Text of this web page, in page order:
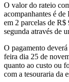
O valor do rateio
acompanhantes é
em 2 parcelas de R$
segunda através de
O pagamento
feira dia 25 de
quanto ao custo ou
com a tesouraria da